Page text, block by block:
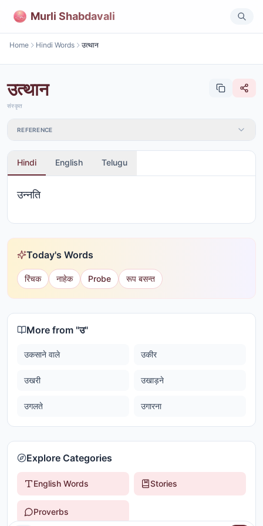
Murli Shabdavali
Home Hindi Words उत्थान
उत्थान
संस्कृत
REFERENCE
Hindi English Telugu
उन्नति
Today's Words
रिंचक नाहेक Probe रूप बसन्त
More from "उ"
उकसाने वाले उकीर
उखरी उखाड़ने
उगलते उगारना
Explore Categories
English Words Stories
Proverbs